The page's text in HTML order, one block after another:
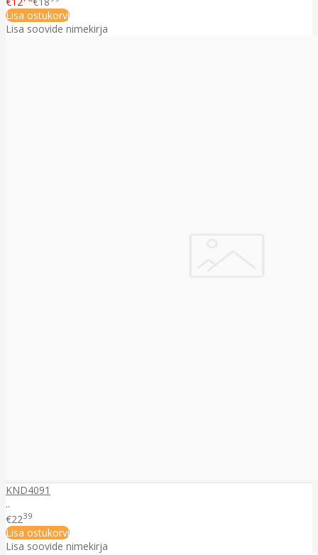
Lisa ostukorvi
Lisa soovide nimekirja
KND4091
..
€2239
Lisa ostukorvi
Lisa soovide nimekirja